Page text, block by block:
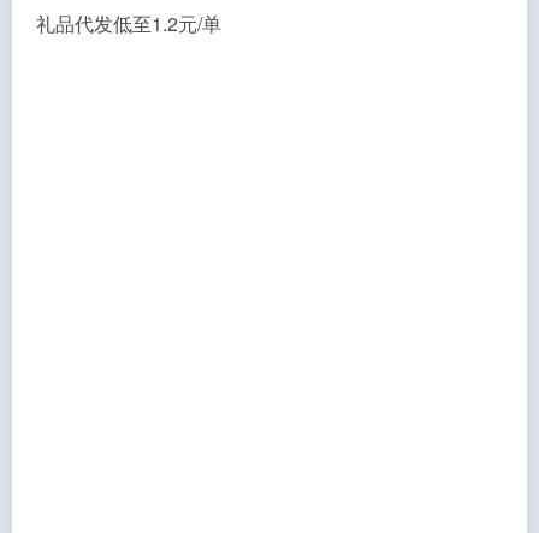
礼品代发低至1.2元/单